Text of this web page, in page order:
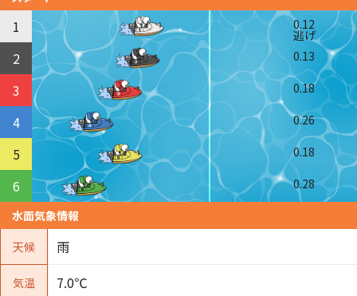
1 0.12
逃げ
2 0.13
3 0.18
4 0.26
5 0.18
6
0.28
水面気象情報
天候
雨
気温 7.0℃